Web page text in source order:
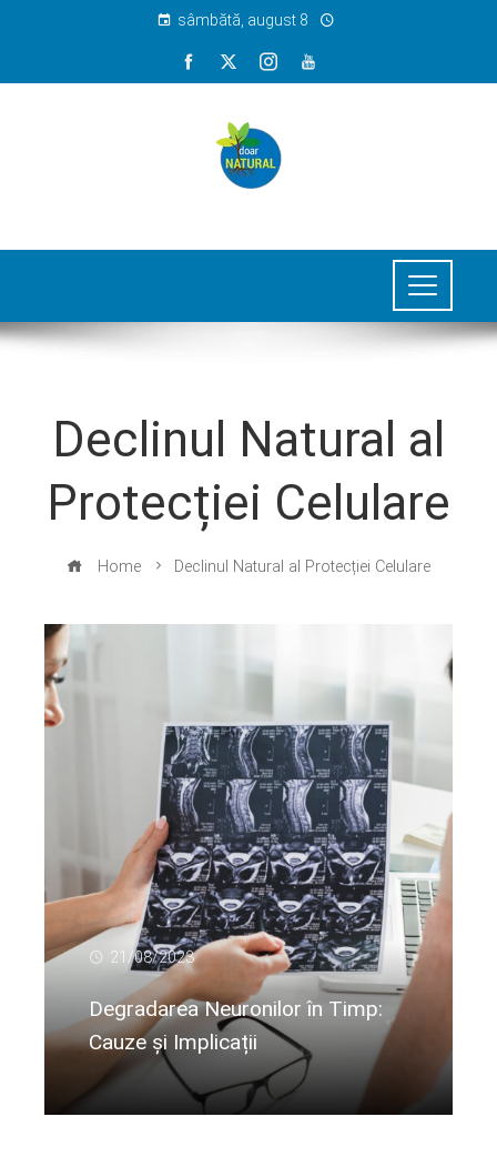
sâmbătă, august 8
Declinul Natural al
Protecției Celulare
Home Declinul Natural al Protecției Celulare
21/08/2023
Degradarea Neuronilor în Timp:
Cauze și Implicații
Citeste mai departe...